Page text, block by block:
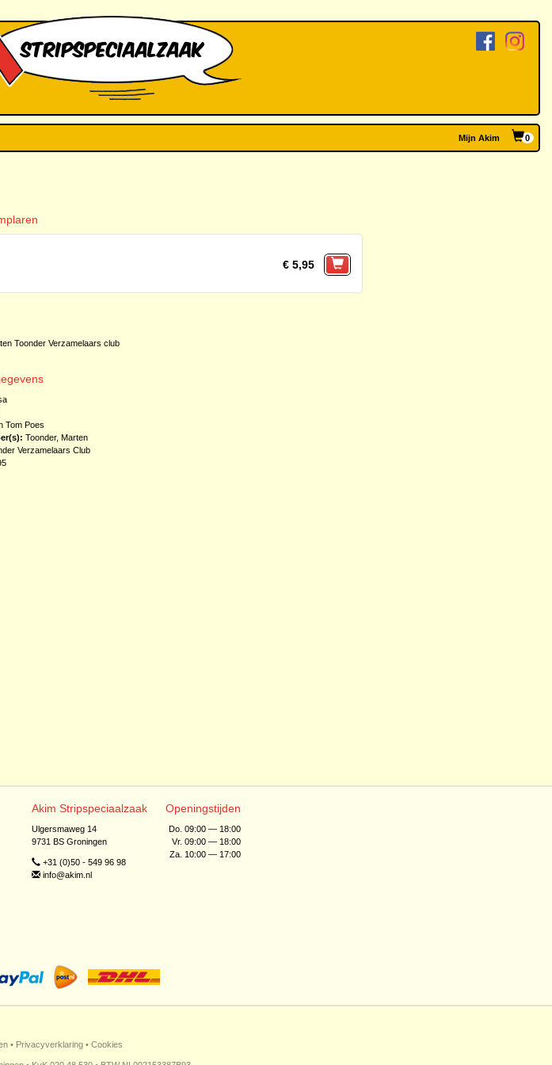
Mijn Akim 0
€ 5,95
Toonder Verzamelaars club
Tom Poes
Toonder, Marten
Verzamelaars Club
Akim Stripspeciaalzaak
Ulgersmaweg 14
9731 BS Groningen
+31 (0)50 - 549 96 98
info@akim.nl
Openingstijden
Do. 09:00 — 18:00
Vr. 09:00 — 18:00
Za. 10:00 — 17:00
• Privacyverklaring • Cookies